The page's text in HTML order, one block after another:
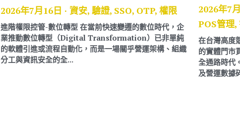
2026年7月16日 · 資安, 驗證, SSO, OTP, 權限
進階權限控管-數位轉型 在當前快速變遷的數位時代，企
業推動數位轉型（Digital Transformation）已非單純
的軟體引進或流程自動化，而是一場關乎營運架構、組織
分工與資訊安全的全...
2026年7
POS管理,
在台灣高度
的實體門市
全通路時代
及營運數據